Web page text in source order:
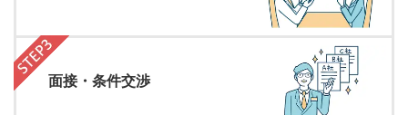
面接・条件交渉